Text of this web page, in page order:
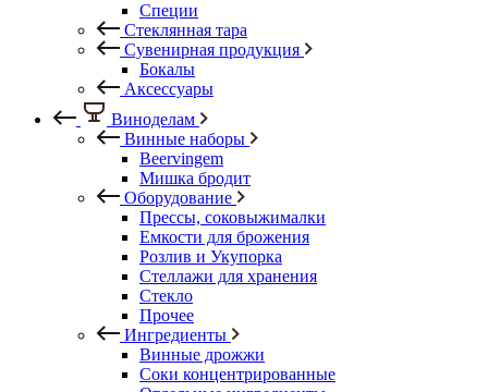
Специи
Стеклянная тара
Сувенирная продукция
Бокалы
Аксессуары
Виноделам
Винные наборы
Beervingem
Мишка бродит
Оборудование
Прессы, соковыжималки
Емкости для брожения
Розлив и Укупорка
Стеллажи для хранения
Стекло
Прочее
Ингредиенты
Винные дрожжи
Соки концентрированные